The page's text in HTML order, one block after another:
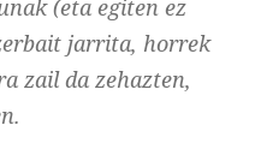
(eta egiten ez
jarrita, horrek
zail da zehazten,